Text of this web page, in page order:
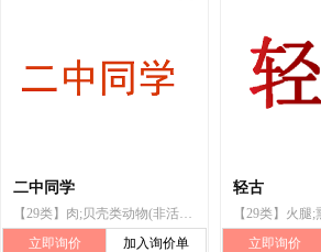
二中同学
【29类】肉;贝壳类动物(非活);腌制蔬菜;蛋;酸奶;食用油;干食用菌
立即询价
加入询价单
轻古
立即询价